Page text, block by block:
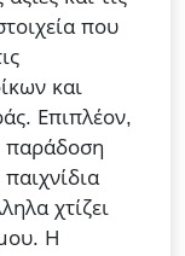
που
και
Επιπλέον,
παράδοση
χτίζει
Η